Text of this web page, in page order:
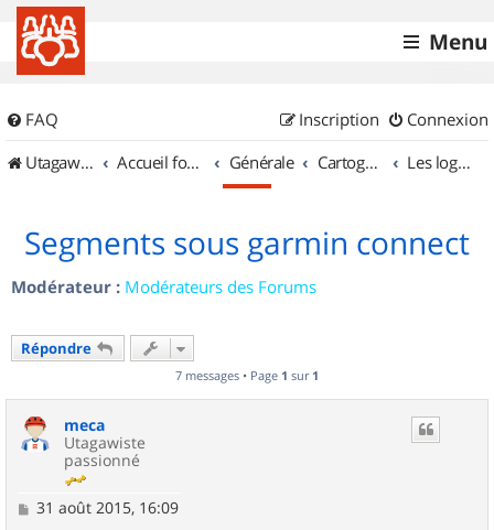
Menu
FAQ Connexion
Inscription
UtagawaVTT (Randos VTT et VTTAE avec traces GPS)
Accueil forum Générale Cartographie et GPS Les logiciels
Segments sous garmin connect
Modérateur : Modérateurs des Forums
Répondre
7 messages • Page 1 sur 1
meca
Utagawiste
passionné
M
31 août 2015, 16:09